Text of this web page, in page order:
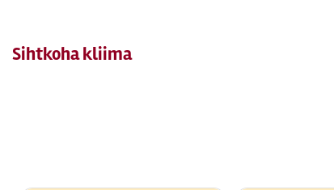
Sihtkoha kliima